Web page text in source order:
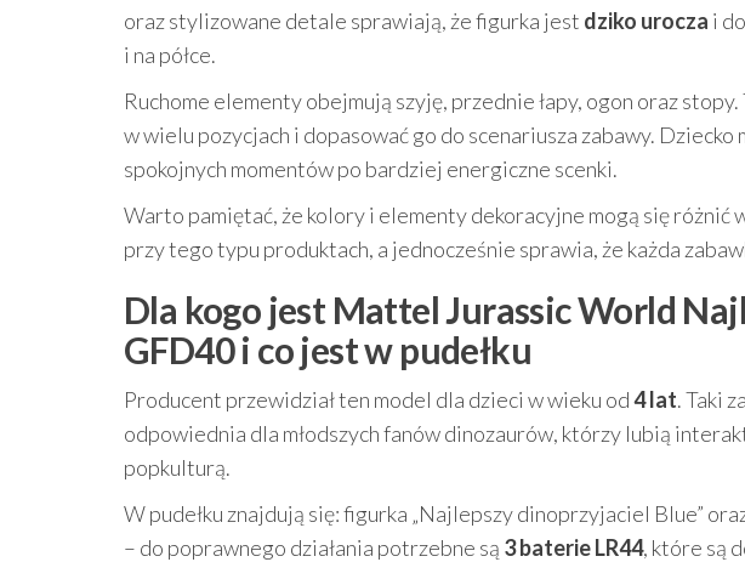
oraz stylizowane detale sprawiają, że figurka jest dziko urocza i
i na półce.
Ruchome elementy obejmują szyję, przednie łapy, ogon oraz
w wielu pozycjach i dopasować go do scenariusza zabawy. Dziecko
spokojnych momentów po bardziej energiczne scenki.
Warto pamiętać, że kolory i elementy dekoracyjne mogą się różnić
przy tego typu produktach, a jednocześnie sprawia, że każda
Dla kogo jest Mattel Jurassic World
GFD40 i co jest w pudełku
Producent przewidział ten model dla dzieci w wieku od4 lat. Taki
odpowiednia dla młodszych fanów dinozaurów, którzy lubią
popkulturą.
W pudełku znajdują się: figurka „Najlepszy dinoprzyjaciel Blue”
– do poprawnego działania potrzebne są 3 baterie LR44, które są